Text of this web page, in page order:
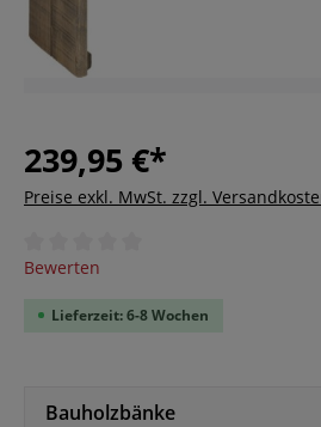
239,95 €*
Preise exkl. MwSt. zzgl.
Durchschnittliche Bewertung von 0
Bewerten
Lieferzeit: 6-8 Wochen
Bauholzbänke